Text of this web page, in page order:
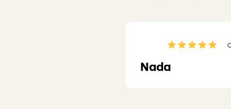
Nada